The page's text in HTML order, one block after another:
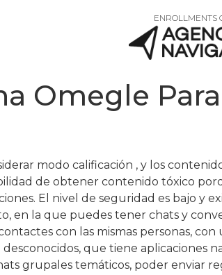
ENROLLMENTS
Omegle
modo calificación , y los
de obtener contenido tóxico
El nivel de seguridad es bajo y
en la que puedes tener chats y
con las mismas personas,
que tiene aplicaciones
grupales temáticos, poder enviar